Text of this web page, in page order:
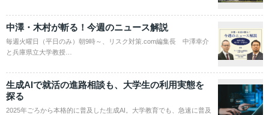
中澤・木村が斬る！今週のニュース解説
毎週火曜日（平日のみ）朝9時～、リスク対策.com編集長 中澤幸介
と兵庫県立大学教授…
生成AIで就活の進路相談も、大学生の利用実態を
探る
2025年ごろから本格的に普及した生成AI。大学教育でも、急速に普及